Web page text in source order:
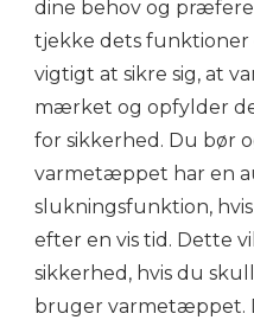
dine behov og
tjekke dets funktioner
vigtigt at sikre sig, at
mærket og opfylder
for sikkerhed. Du bør
varmetæppet har en
slukningsfunktion,
efter en vis tid. Dette
sikkerhed, hvis du
bruger varmetæppet.